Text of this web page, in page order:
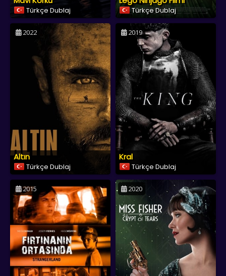
Türkçe Dublaj Türkçe Dublaj
2022
Altın
Türkçe Dublaj
2019
Kral
Türkçe Dublaj
2015 2020